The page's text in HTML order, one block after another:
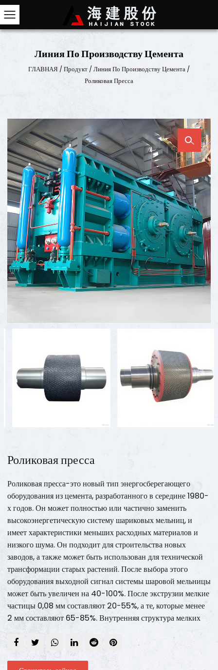
Линия По Производству
Продукт/Линия По Производству
Роликовая пресса
Роликовая пресса-это новый тип энергосберегающего
оборудования из цемента, разработанного в середине 1980-
х годов. Он может полностью или частично заменить
высокоэнергетическую систему шариковых мельниц, и
имеет характеристики меньших расходных материалов и
низкого шума. Он подходит для строительства новых
заводов, а также может быть использован для технической
трансформации старых растений. После выбора этого
оборудования выходной сигнал системы шаровой мельницы
может быть увеличен на 40-100%. После экструзии мелкие
частицы 0,08 мм составляют 20-55%, а те, которые менее
2 мм составляют 65-85%. Внутренняя структура мелких
частиц полна многих крошечных трещин из -за экструзии,
и измельчаемость значительно улучшена. Поверхность
ролика принимает горячее покрытие, а устойчивый к
износу слой более удобен для ремонта.